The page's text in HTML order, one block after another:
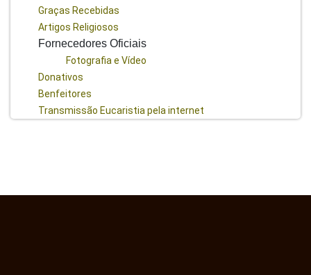
Graças Recebidas
Artigos Religiosos
Fornecedores Oficiais
Fotografia e Vídeo
Donativos
Benfeitores
Transmissão Eucaristia pela internet